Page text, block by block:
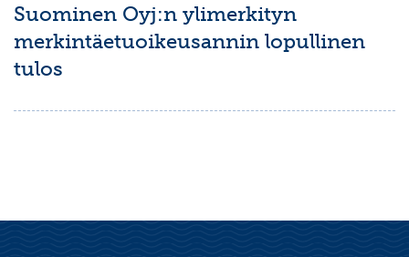
Suominen Oyj:n ylimerkityn
merkintäetuoikeusannin lopullinen
tulos